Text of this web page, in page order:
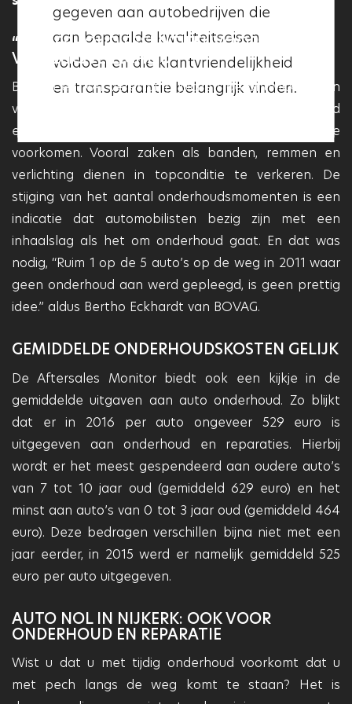
“ONDERHOUD ESSENTIEEL VOOR
VERKEERSVEILIGHEID”
BOVAG en RAI Vereniging juichen de ontwikkelingen
van harte toe. Zij stellen dat tijdig onderhoud
essentieel is om pechgevallen en ongelukken te
voorkomen. Vooral zaken als banden, remmen en
verlichting dienen in topconditie te verkeren. De
stijging van het aantal onderhoudsmomenten is een
indicatie dat automobilisten bezig zijn met een
inhaalslag als het om onderhoud gaat. En dat was
nodig, “Ruim 1 op de 5 auto’s op de weg in 2011 waar
geen onderhoud aan werd gepleegd, is geen prettig
idee.” aldus Bertho Eckhardt van BOVAG.
GEMIDDELDE ONDERHOUDSKOSTEN GELIJK
De Aftersales Monitor biedt ook een kijkje in de
gemiddelde uitgaven aan auto onderhoud. Zo blijkt
dat er in 2016 per auto ongeveer 529 euro is
uitgegeven aan onderhoud en reparaties. Hierbij
wordt er het meest gespendeerd aan oudere auto’s
van 7 tot 10 jaar oud (gemiddeld 629 euro) en het
minst aan auto’s van 0 tot 3 jaar oud (gemiddeld 464
euro). Deze bedragen verschillen bijna niet met een
jaar eerder, in 2015 werd er namelijk gemiddeld 525
euro per auto uitgegeven.
AUTO NOL IN NIJKERK: OOK VOOR
ONDERHOUD EN REPARATIE
Wist u dat u met tijdig onderhoud voorkomt dat u
met pech langs de weg komt te staan? Het is
betekent dit dat deze aan deze
kwaliteitseisen voldoet en dat
deze garage betrouwbaar en
professioneel is.
gegeven aan autobedrijven die
aan bepaalde kwaliteitseisen
voldoen en die klantvriendelijkheid
en transparantie belangrijk vinden.